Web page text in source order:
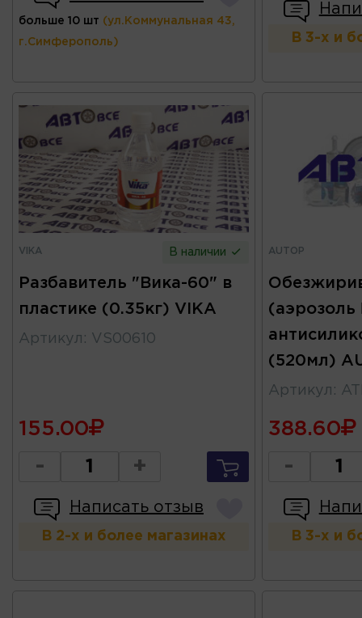
больше 10 шт (ул.Коммунальная 43,
г.Симферополь) В 3-х и
VIKA В наличии
Разбавитель "Вика-60" в
пластике (0.35кг) VIKA
Артикул : VS00610
155.00
- +
Написать отзыв
В 2-х и более магазинах
AUTOP
(аэрозоль
(520мл)
Артикул :
388.60
-
В 3-х и